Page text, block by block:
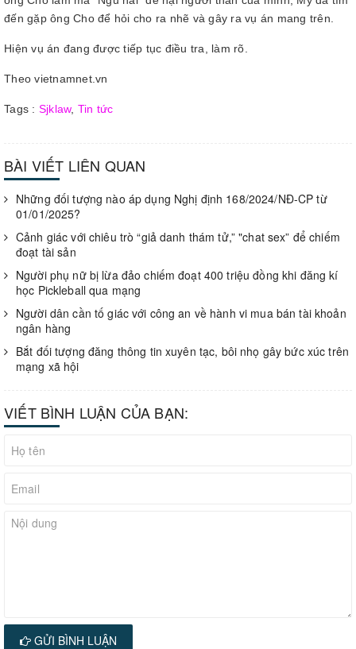
đến gặp ông Cho để hỏi cho ra nhẽ và gây ra vụ án mang trên.
Hiện vụ án đang được tiếp tục điều tra, làm rõ.
Theo vietnamnet.vn
Tags : Sjklaw, Tin tức
BÀI VIẾT LIÊN QUAN
Những đối tượng nào áp dụng Nghị định 168/2024/NĐ-CP từ
01/01/2025?
Cảnh giác với chiêu trò “giả danh thám tử,” "chat sex” để chiếm
đoạt tài sản
Người phụ nữ bị lừa đảo chiếm đoạt 400 triệu đồng khi đăng kí
học Pickleball qua mạng
Người dân cần tố giác với công an về hành vi mua bán tài khoản
ngân hàng
Bắt đối tượng đăng thông tin xuyên tạc, bôi nhọ gây bức xúc trên
mạng xã hội
VIẾT BÌNH LUẬN CỦA BẠN:
GỬI BÌNH LUẬN